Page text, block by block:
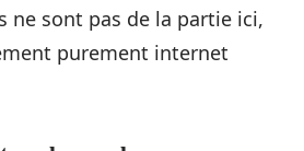
ne sont pas de la partie ici,
purement internet